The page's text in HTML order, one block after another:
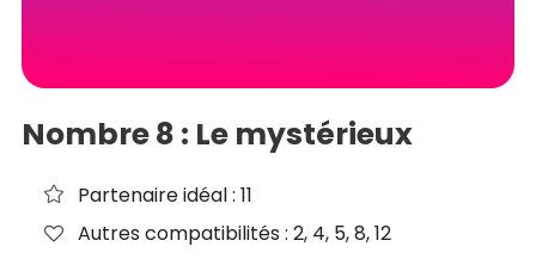
Nombre 8 : Le mystérieux
Partenaire idéal : 11
Autres compatibilités : 2, 4, 5, 8, 12